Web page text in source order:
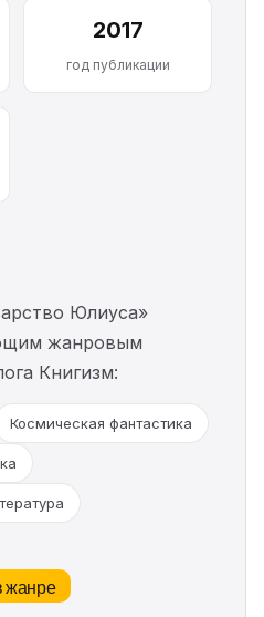
2017
год публикации
Юлиуса»
жанровым
Книгизм:
Космическая фантастика
жанре